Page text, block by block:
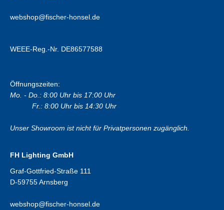
webshop@fischer-honsel.de
WEEE-Reg.-Nr. DE86577588
Öffnungszeiten:
Mo. - Do.: 8:00 Uhr bis 17:00 Uhr
Fr.: 8:00 Uhr bis 14:30 Uhr
Unser Showroom ist nicht für Privatpersonen zugänglich.
FH Lighting GmbH
Graf-Gottfried-Straße 111
D-59755 Arnsberg
webshop@fischer-honsel.de